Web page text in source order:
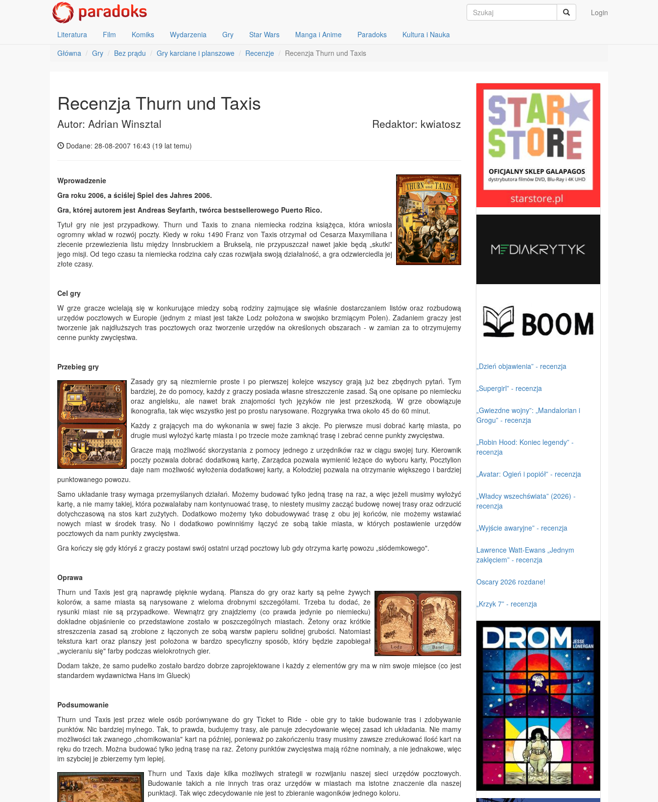
Login
Literatura Film Komiks Wydarzenia Gry Star Wars Manga i Anime Paradoks
Kultura i Nauka
Główna
Gry Bez prądu Gry karciane i planszowe Recenzje Recenzja Thurn und Taxis
Recenzja Thurn und Taxis
Autor: Adrian Winsztal Redaktor: kwiatosz
Dodane: 28-08-2007 16:43 (19 lat temu)
Wprowadzenie
Gra roku 2006, a ściślej Spiel des Jahres 2006.
Gra, której autorem jest Andreas Seyfarth, twórca bestsellerowego Puerto Rico.
Tytuł gry nie jest przypadkowy. Thurn und Taxis to znana niemiecka rodzina książęca, która wniosła
ogromny wkład w rozwój poczty. Kiedy w roku 1490 Franz von Taxis otrzymał od Cesarza Maxymiliana I
zlecenie przewiezienia listu między Innsbruckiem a Brukselą, nie przypuszczał nawet jakie będą „skutki"
jego misji. Od tego czasu ta niemiecka rodzina cały czas rozwijała swoją działalność, a gra odzwierciedla jej
złote czasy.
Cel gry
W grze gracze wcielają się w konkurujące miedzy sobą rodziny zajmujące się właśnie dostarczaniem listów oraz rozbudową
urzędów pocztowych w Europie (jednym z miast jest także Lodz położona w swojsko brzmiącym Polen). Zadaniem graczy jest
tworzenie jak najdłuższych tras pocztowych oraz tworzenie urzędów na określonych obszarach - w zamian za to otrzymujemy
cenne punkty zwycięstwa.
Przebieg gry
Zasady gry są niezmiernie proste i po pierwszej kolejce wszyscy grają już bez zbędnych pytań. Tym
bardziej, że do pomocy, każdy z graczy posiada własne streszczenie zasad. Są one opisane po niemiecku
oraz angielsku, ale nawet brak znajomości tych języków nie jest przeszkodą. W grze obowiązuje
ikonografia, tak więc wszystko jest po prostu narysowane. Rozgrywka trwa około 45 do 60 minut.
Każdy z grających ma do wykonania w swej fazie 3 akcje. Po pierwsze musi dobrać kartę miasta, po
drugie musi wyłożyć kartę miasta i po trzecie może zamknąć trasę i zebrać cenne punkty zwycięstwa.
Gracze mają możliwość skorzystania z pomocy jednego z urzędników raz w ciągu swojej tury. Kierownik
poczty pozwala dobrać dodatkową kartę, Zarządca pozwala wymienić leżące do wyboru karty, Pocztylion
daje nam możliwość wyłożenia dodatkowej karty, a Kołodziej pozwala na otrzymanie większego i bardziej
punktowanego powozu.
Samo układanie trasy wymaga przemyślanych działań. Możemy budować tylko jedną trasę na raz, a więc jeżeli musimy wyłożyć
kartę, a nie mamy takiej, która pozwalałaby nam kontynuować trasę, to niestety musimy zacząć budowę nowej trasy oraz odrzucić
dotychczasową na stos kart zużytych. Dodatkowo możemy tyko dobudowywać trasę z obu jej końców, nie możemy wstawiać
nowych miast w środek trasy. No i dodatkowo powinniśmy łączyć ze sobą takie miasta, w których postawienie urzędów
pocztowych da nam punkty zwycięstwa.
Gra kończy się gdy któryś z graczy postawi swój ostatni urząd pocztowy lub gdy otrzyma kartę powozu „siódemkowego".
Oprawa
Thurn und Taxis jest grą naprawdę pięknie wydaną. Plansza do gry oraz karty są pełne żywych
kolorów, a same miasta są narysowane z wieloma drobnymi szczegółami. Trzeba tu dodać, że
rysunki miast nie są przypadkowe. Wewnątrz gry znajdziemy (co prawda jedynie po niemiecku)
dokładne objaśnienie co przedstawione zostało w poszczególnych miastach. Żetony oraz krótkie
streszczenia zasad są zrobione z łączonych ze sobą warstw papieru solidnej grubości. Natomiast
tekstura kart oraz planszy jest położona w bardzo specyficzny sposób, który będzie zapobiegał
„wycieraniu się" farby podczas wielokrotnych gier.
Dodam także, że samo pudełko zostało bardzo dobrze zaprojektowane i każdy z elementów gry ma w nim swoje miejsce (co jest
standardem wydawnictwa Hans im Glueck)
Podsumowanie
Thurn und Taxis jest przez wiele osób porównywane do gry Ticket to Ride - obie gry to takie budowanie tras i zdobywanie
punktów. Nic bardziej mylnego. Tak, to prawda, budujemy trasy, ale panuje zdecydowanie więcej zasad ich układania. Nie mamy
możliwości tak zwanego „chomikowania" kart na później, ponieważ po zakończeniu trasy musimy zawsze zredukować ilość kart na
ręku do trzech. Można budować tylko jedną trasę na raz. Żetony punktów zwycięstwa mają różne nominały, a nie jednakowe, więc
im szybciej je zbierzemy tym lepiej.
Thurn und Taxis daje kilka możliwych strategii w rozwijaniu naszej sieci urzędów pocztowych.
Budowanie takich a nie innych tras oraz urzędów w miastach ma istotne znaczenie dla naszej
punktacji. Tak więc zdecydowanie nie jest to zbieranie wagoników jednego koloru.
„Dzień objawienia” - recenzja
„Supergirl” - recenzja
„Gwiezdne wojny”: „Mandalorian i
Grogu” - recenzja
„Robin Hood: Koniec legendy” -
recenzja
„Avatar: Ogień i popiół” - recenzja
„Władcy wszechświata” (2026) -
recenzja
„Wyjście awaryjne” - recenzja
Lawrence Watt-Ewans „Jednym
zaklęciem” - recenzja
Oscary 2026 rozdane!
„Krzyk 7” - recenzja